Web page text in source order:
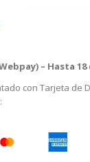
– Hasta
con Tarjeta de